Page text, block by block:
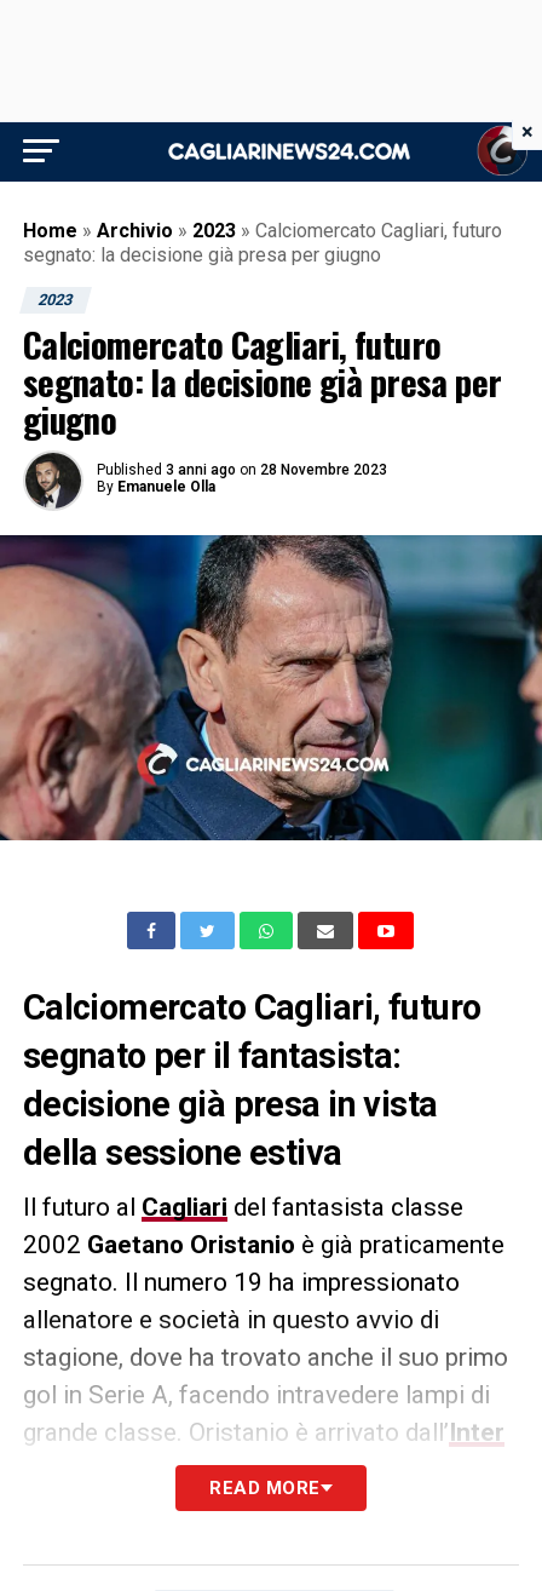
Home » Archivio » 2023 » Calciomercato Cagliari, futuro
segnato: la decisione già presa per giugno
2023
Calciomercato Cagliari, futuro
segnato: la decisione già presa per
giugno
Published 3 anni ago on 28 Novembre 2023
By Emanuele Olla
Calciomercato Cagliari, futuro
segnato per il fantasista:
decisione già presa in vista
della sessione estiva
Il futuro al Cagliari del fantasista classe
2002 Gaetano Oristanio è già praticamente
segnato. Il numero 19 ha impressionato
allenatore e società in questo avvio di
stagione, dove ha trovato anche il suo primo
gol in Serie A, facendo intravedere lampi di
grande classe. Oristanio è arrivato dall’Inter
in prestito con diritto di riscatto e
controriscatto in favore dei nerazzurri. Dalla
READ MORE
×